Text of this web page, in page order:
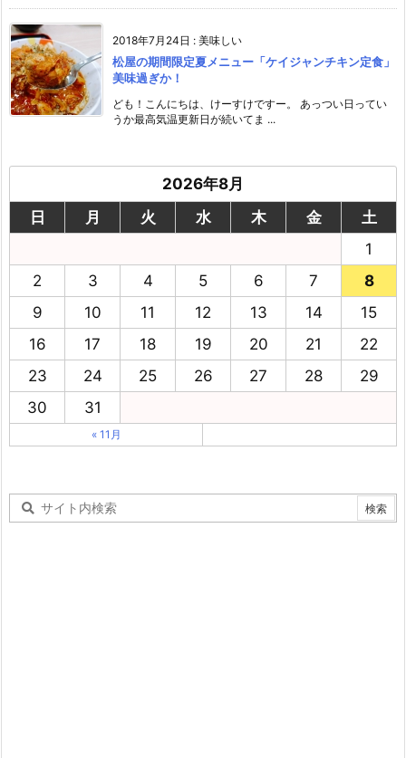
2018年7月24日 : 美味しい
松屋の期間限定夏メニュー「ケイジャンチキン定食」
美味過ぎか！
ども！こんにちは、けーすけですー。 あっつい日ってい
うか最高気温更新日が続いてま ...
2026年8月
日
月 火 水 木 金
土
1
2
3 4 5 6 7
8
9
10 11 12 13 14
15
16
17 18 19 20 21
22
23
24 25 26 27 28
29
30
31
« 11月